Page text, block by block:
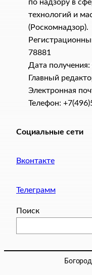
по надзору в
технологий и
(Роскомнадзор).
78881
Дата
Главный
Электронная
Телефон:
Социальные сети
Вконтакте
Телеграмм
Поиск